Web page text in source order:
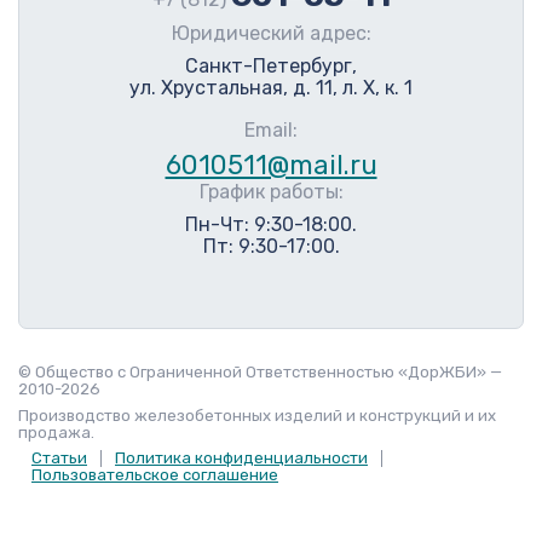
Юридический адрес:
Санкт-Петербург,
ул. Хрустальная, д. 11, л. Х, к. 1
Email:
6010511@mail.ru
График работы:
Пн-Чт: 9:30-18:00.
Пт: 9:30-17:00.
© Общество с Ограниченной Ответственностью «ДорЖБИ» —
2010-2026
Производство железобетонных изделий и конструкций и их
продажа.
Статьи
Политика конфиденциальности
Пользовательское соглашение